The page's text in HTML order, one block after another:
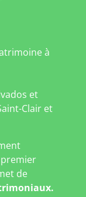
à
et
Clair et
de